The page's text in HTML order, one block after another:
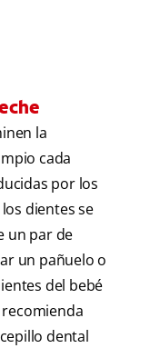
la
cada
por los
dientes se
un par de
un pañuelo o
del bebé
dental